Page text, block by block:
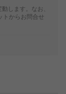
します。なお、
からお問合せ